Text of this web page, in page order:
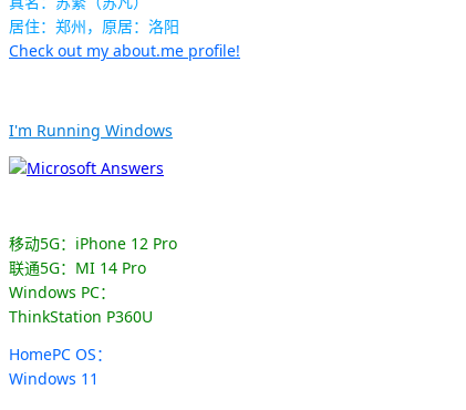
居住：郑州，原居：洛阳
Check out my about.me profile!
I'm Running Windows
移动5G：iPhone 12 Pro
联通5G：MI 14 Pro
Windows PC：
ThinkStation P360U
HomePC OS：
Windows 11